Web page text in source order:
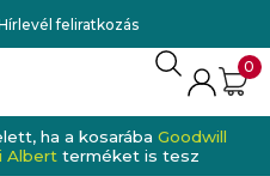
feliratkozás
0
ha a kosarába Goodwill
Albert terméket is tesz